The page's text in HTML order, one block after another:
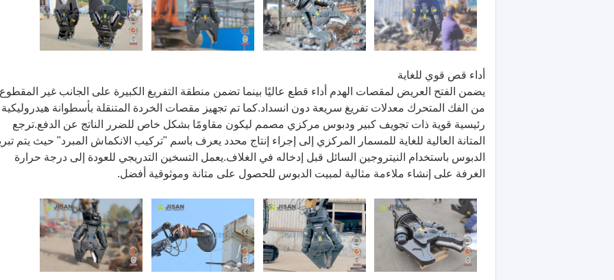
أداء قص قوي للغاية
يضمن الفتح العريض لمقصات الهدم أداء قطع عاليًا بينما تضمن منطقة التفريغ الكبيرة على الجانب غير المقطوع
من الفك المتحرك معدلات تفريغ سريعة دون انسداد.كما تم تجهيز مقصات الخردة المتنقلة بأسطوانة هيدروليكية
رئيسية قوية ذات تجويف كبير ودبوس مركزي مصمم ليكون مقاومًا بشكل خاص للضرر الناتج عن الدفع.ترجع
المتانة العالية للغاية للمسمار المركزي إلى إجراء إنتاج محدد يعرف باسم "تركيب الانكماش المبرد" حيث يتم
الدبوس باستخدام النيتروجين السائل قبل إدخاله في الغلاف.يعمل التسخين التدريجي للعودة إلى درجة حرارة
الغرفة على إنشاء ملاءمة مثالية لمبيت الدبوس للحصول على متانة وموثوقية أفضل.